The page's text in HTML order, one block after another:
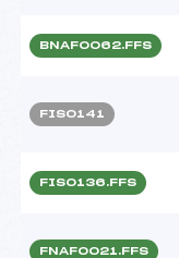
BNAF0062.FFS
FIS0141
FIS0136.FFS
FNAF0021.FFS